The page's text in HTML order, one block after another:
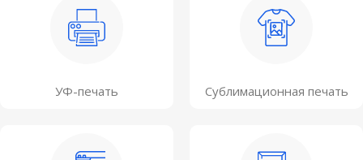
УФ-печать Сублимационная печать